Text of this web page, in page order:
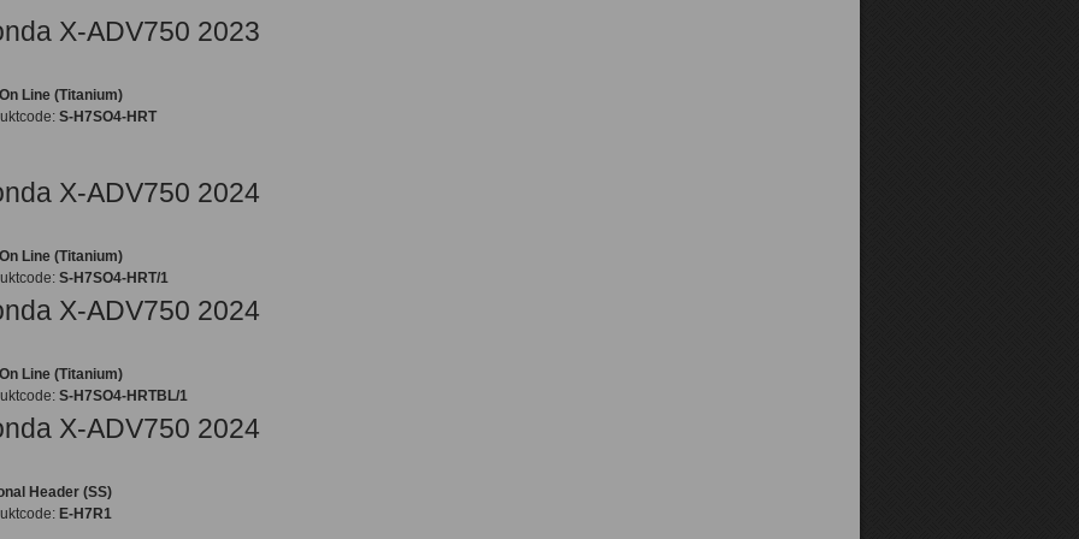
X-ADV750 2023
Line (Titanium)
S-H7SO4-HRT
X-ADV750 2024
Line (Titanium)
S-H7SO4-HRT/1
X-ADV750 2024
Line (Titanium)
S-H7SO4-HRTBL/1
X-ADV750 2024
Header (SS)
E-H7R1